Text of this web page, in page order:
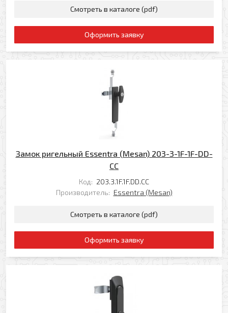
Смотреть в каталоге (pdf)
Оформить заявку
Замок ригельный Essentra (Mesan) 203-3-1F-1F-DD-
CC
Код: 203.3.1F.1F.DD.CC
Производитель: Essentra (Mesan)
Смотреть в каталоге (pdf)
Оформить заявку